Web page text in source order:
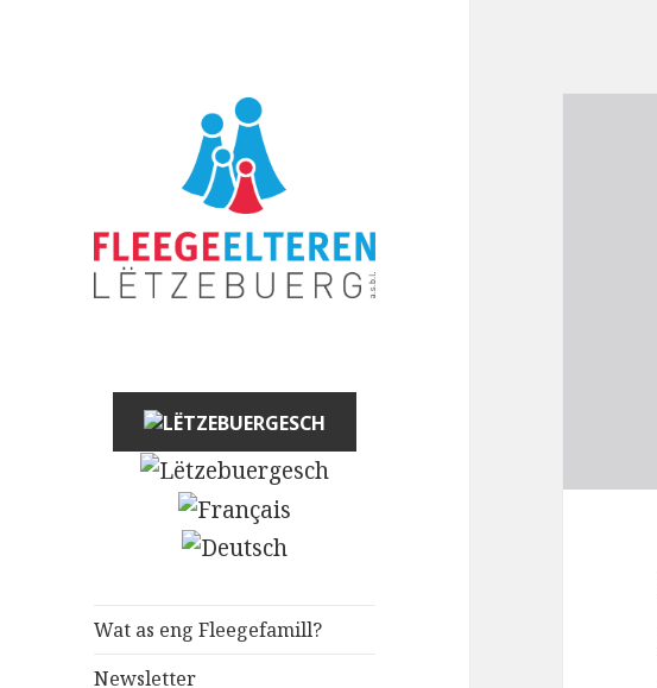
Wat as eng Fleegefamill?
Newsletter